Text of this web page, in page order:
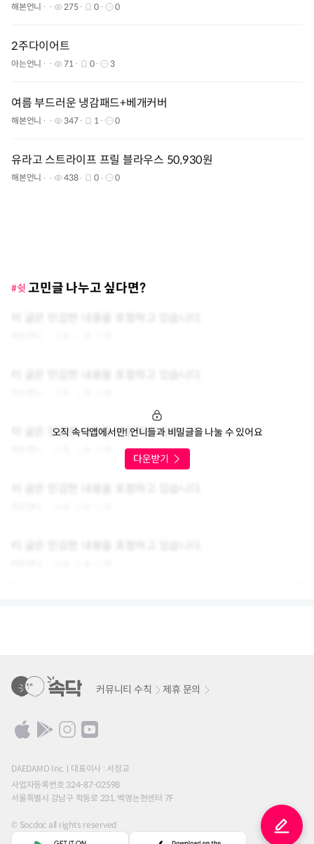
해본언니 275 0 0
2주다이어트
아는언니 71 0 3
여름 부드러운 냉감패드+베개커버
해본언니 347 1 0
유라고 스트라이프 프릴 블라우스 50,930원
해본언니 438 0 0
#쉿 고민글 나누고 싶다면?
이 글은 민감한 내용을 포함하고 있습니다.
오직 속닥앱에서만! 언니들과 비밀글을 나눌 수 있어요
커뮤니티 수칙 제휴 문의
DAEDAMO Inc.
대표이사 : 서정교
사업자등록번호 324-87-02598
서울특별시 강남구 학동로 231, 백영논현센터 7F
© Socdoc all rights reserved